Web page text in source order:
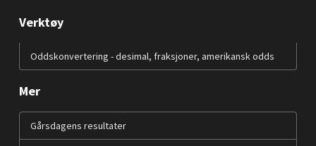
Verktøy
Oddskonvertering - desimal, fraksjoner, amerikansk odds
Mer
Gårsdagens resultater